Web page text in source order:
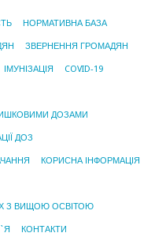
НОРМАТИВНА БАЗА
ЗВЕРНЕННЯ ГРОМАДЯН
ІМУНІЗАЦІЯ COVID-19
ДОЗАМИ
ДОЗ
КОРИСНА ІНФОРМАЦІЯ
З ВИЩОЮ ОСВІТОЮ
КОНТАКТИ